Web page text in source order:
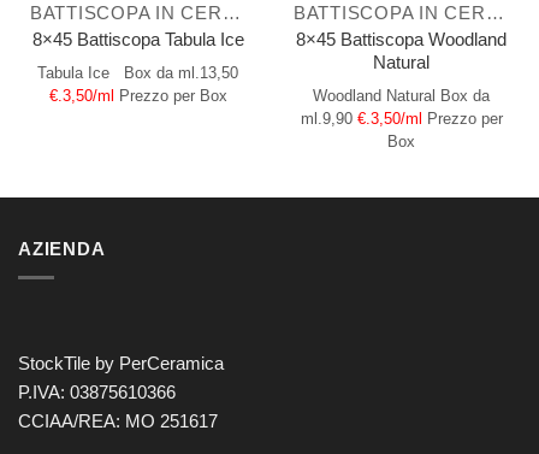
BATTISCOPA IN CERAMICA
8×45 Battiscopa Tabula Ice
Tabula Ice
Box da ml.13,50
€.3,50/ml
Prezzo per Box
BATTISCOPA IN CERAMICA
8×45 Battiscopa Woodland
Natural
Woodland Natural Box da
ml.9,90 €.3,50/ml Prezzo per
Box
AZIENDA
StockTile by PerCeramica
P.IVA: 03875610366
CCIAA/REA: MO 251617